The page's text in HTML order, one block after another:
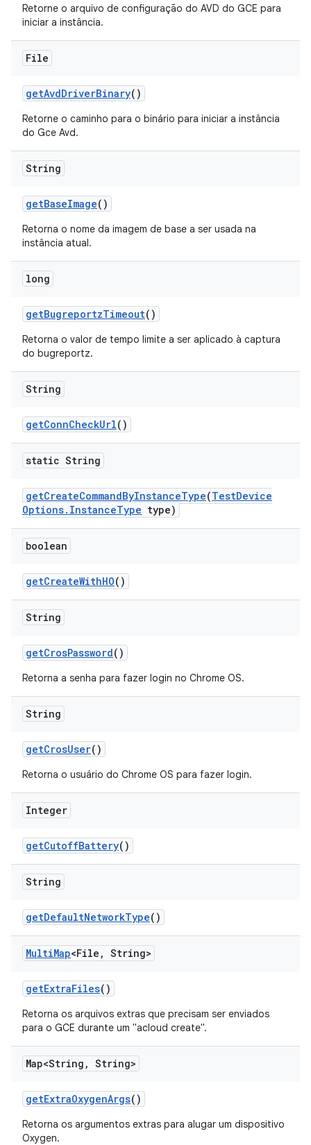
Retorne o arquivo de configuração do AVD do GCE para
iniciar a instância.
File
getAvdDriverBinary()
Retorne o caminho para o binário para iniciar a instância
do Gce Avd.
String
getBaseImage()
Retorna o nome da imagem de base a ser usada na
instância atual.
long
getBugreportzTimeout()
Retorna o valor de tempo limite a ser aplicado à captura
do bugreportz.
String
getConnCheckUrl()
static String
getCreateCommandByInstanceType(TestDevice
Options. InstanceType type)
boolean
getCreateWithHO()
String
getCrosPassword()
Retorna a senha para fazer login no Chrome OS.
String
getCrosUser()
Retorna o usuário do Chrome OS para fazer login.
Integer
getCutoffBattery()
String
getDefaultNetworkType()
MultiMap<File , String>
getExtraFiles()
Retorna os arquivos extras que precisam ser enviados
para o GCE durante um "acloud create".
Map<String , String>
getExtraOxygenArgs()
Retorna os argumentos extras para alugar um dispositivo
Oxygen.